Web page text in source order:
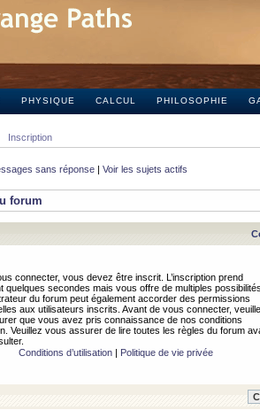
PHYSIQUE CALCUL PHILOSOPHIE
Inscription
sans réponse | Voir les sujets actifs
forum
connecter, vous devez être inscrit. L’inscription prend
quelques secondes mais vous offre de multiples possibilités.
du forum peut également accorder des permissions
aux utilisateurs inscrits. Avant de vous connecter,
que vous avez pris connaissance de nos conditions
Veuillez vous assurer de lire toutes les règles du forum
Conditions d’utilisation| Politique de vie privée